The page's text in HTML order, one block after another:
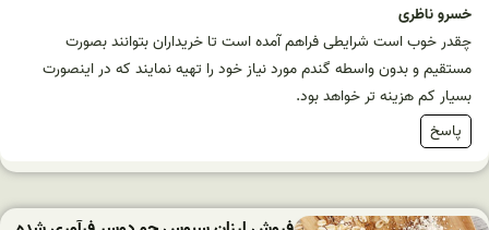
خسرو ناظری
چقدر خوب است شرایطی فراهم آمده است تا خریداران بتوانند بصورت
مستقیم و بدون واسطه گندم مورد نیاز خود را تهیه نمایند که در اینصورت
بسیار کم هزینه تر خواهد بود.
پاسخ